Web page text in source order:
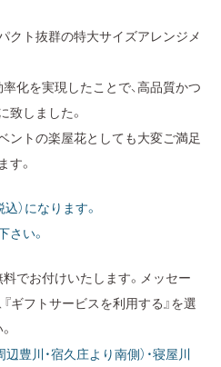
クト抜群の特大サイズアレンジメ
化を実現したことで、高品質かつ
しました。
ントの楽屋花としても大変ご満足
。
）になります。
い。
でお付けいたします。メッセー
ギフトサービスを利用する』を選
豊川・宿久庄より南側）・寝屋川